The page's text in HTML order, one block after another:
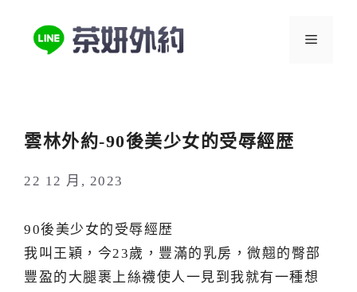
選
雲林外約-90後美少女的受辱經歴
22 12 月, 2023
90後美少女的受辱經歴
我叫王穎，今23歲，豐滿的乳房，微翹的臀部
豐盈的大腿裹上絲襪使人一見到我就有一種想